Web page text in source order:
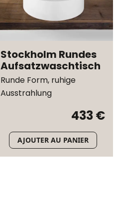
Stockholm Rundes
Aufsatzwaschtisch
Runde Form, ruhige
Ausstrahlung
433 €
AJOUTER AU PANIER